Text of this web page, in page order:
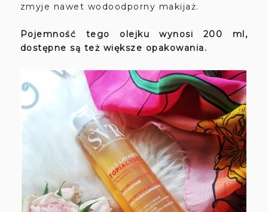
zmyje nawet wodoodporny makijaż.
Pojemność tego olejku wynosi 200 ml,
dostępne są też większe opakowania.